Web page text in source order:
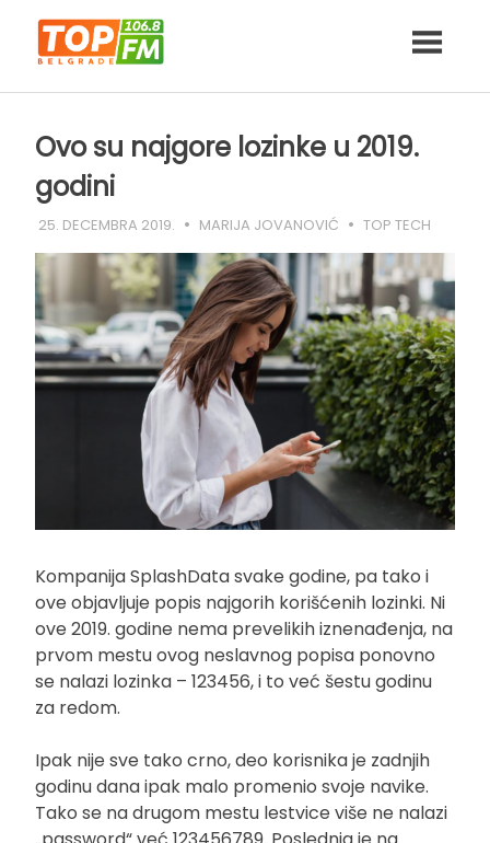
content
Ovo su najgore lozinke u 2019.
godini
25. DECEMBRA 2019. MARIJA JOVANOVIĆ TOP TECH
Kompanija SplashData svake godine, pa tako i
ove objavljuje popis najgorih korišćenih lozinki. Ni
ove 2019. godine nema prevelikih iznenađenja, na
prvom mestu ovog neslavnog popisa ponovno
se nalazi lozinka – 123456, i to već šestu godinu
za redom.
Ipak nije sve tako crno, deo korisnika je zadnjih
godinu dana ipak malo promenio svoje navike.
Tako se na drugom mestu lestvice više ne nalazi